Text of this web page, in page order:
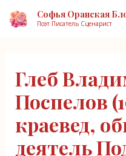
ПерейтиСофья Оранская
Поэт Писатель Сценарист
Глеб
Поспелов
краевед,
деятель